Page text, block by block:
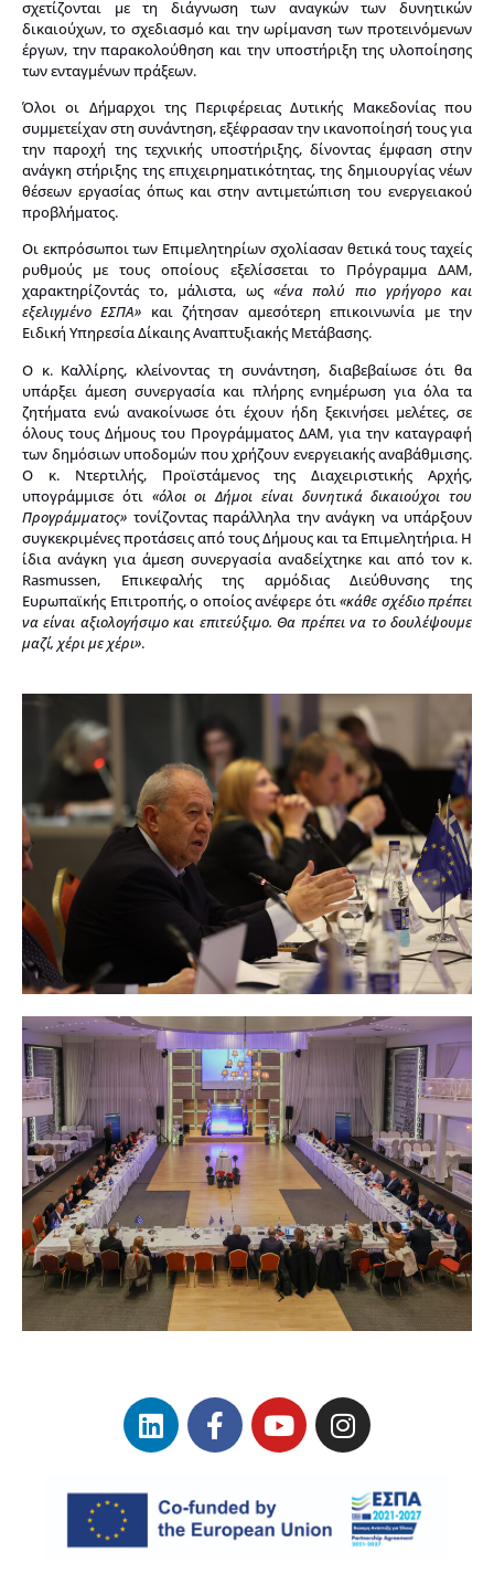
σχετίζονται με τη διάγνωση των αναγκών των δυνητικών
δικαιούχων, το σχεδιασμό και την ωρίμανση των προτεινόμενων
έργων, την παρακολούθηση και την υποστήριξη της υλοποίησης
των ενταγμένων πράξεων.
Όλοι οι Δήμαρχοι της Περιφέρειας Δυτικής Μακεδονίας που
συμμετείχαν στη συνάντηση, εξέφρασαν την ικανοποίησή τους για
την παροχή της τεχνικής υποστήριξης, δίνοντας έμφαση στην
ανάγκη στήριξης της επιχειρηματικότητας, της δημιουργίας νέων
θέσεων εργασίας όπως και στην αντιμετώπιση του ενεργειακού
προβλήματος.
Οι εκπρόσωποι των Επιμελητηρίων σχολίασαν θετικά τους ταχείς
ρυθμούς με τους οποίους εξελίσσεται το Πρόγραμμα ΔΑΜ,
χαρακτηρίζοντάς το, μάλιστα, ως «ένα πολύ πιο γρήγορο και
εξελιγμένο ΕΣΠΑ» και ζήτησαν αμεσότερη επικοινωνία με την
Ειδική Υπηρεσία Δίκαιης Αναπτυξιακής Μετάβασης.
Ο κ. Καλλίρης, κλείνοντας τη συνάντηση, διαβεβαίωσε ότι θα
υπάρξει άμεση συνεργασία και πλήρης ενημέρωση για όλα τα
ζητήματα ενώ ανακοίνωσε ότι έχουν ήδη ξεκινήσει μελέτες, σε
όλους τους Δήμους του Προγράμματος ΔΑΜ, για την καταγραφή
των δημόσιων υποδομών που χρήζουν ενεργειακής αναβάθμισης.
Ο κ. Ντερτιλής, Προϊστάμενος της Διαχειριστικής Αρχής,
υπογράμμισε ότι «όλοι οι Δήμοι είναι δυνητικά δικαιούχοι του
Προγράμματος» τονίζοντας παράλληλα την ανάγκη να υπάρξουν
συγκεκριμένες προτάσεις από τους Δήμους και τα Επιμελητήρια. Η
ίδια ανάγκη για άμεση συνεργασία αναδείχτηκε και από τον κ.
Rasmussen, Επικεφαλής της αρμόδιας Διεύθυνσης της
Ευρωπαϊκής Επιτροπής, ο οποίος ανέφερε ότι«κάθε σχέδιο πρέπει
να είναι αξιολογήσιμο και επιτεύξιμο. Θα πρέπει να το δουλέψουμε
μαζί, χέρι με χέρι».